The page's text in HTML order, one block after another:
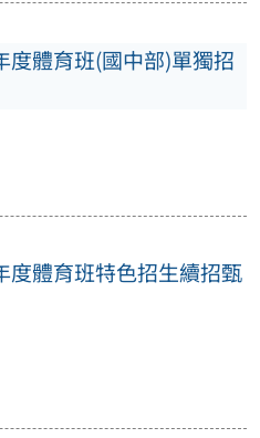
度體育班(國中部)單獨招
度體育班特色招生續招甄